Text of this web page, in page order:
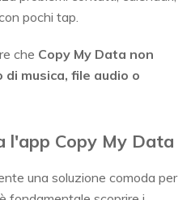
pochi tap.
che Copy My Data non
musica, file audio o
l'app Copy My Data
una soluzione comoda per